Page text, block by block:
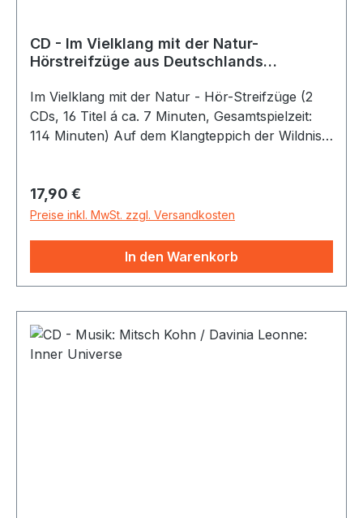
CD - Im Vielklang mit der Natur-
Hörstreifzüge aus Deutschlands
Im Vielklang mit der Natur - Hör-Streifzüge (2
CDs, 16 Titel á ca. 7 Minuten, Gesamtspielzeit:
114 Minuten) Auf dem Klangteppich der Wildnis
ein in die Klangkulissen der 16 deutschen
Nationalparks! Lausche Tieren, Natur-
den Schutzgebieten. Ohrenkino mit
hochwertigen Originalsounds! Aufnahmeorte:
Bayerischer Wald, Schleswig-Holsteinisches
Wattenmeer, Hainich, Unteres Odertal, Jasmund,
Eifel, Berchtesgaden, Hamburgisches
Wattenmeer, Niedersächsisches Wattenmeer,
Regulärer Preis:
17,90 €
Preise inkl. MwSt. zzgl. Versandkosten
In den Warenkorb